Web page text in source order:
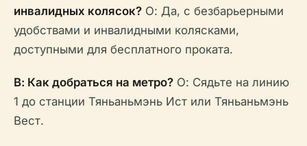
инвалидных колясок? О: Да, с безбарьерными
удобствами и инвалидными колясками,
доступными для бесплатного проката.
В: Как добраться на метро? О: Сядьте на линию
1 до станции Тяньаньмэнь Ист или Тяньаньмэнь
Вест.